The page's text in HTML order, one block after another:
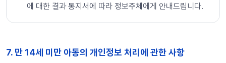
에 대한 결과 통지서에 따라 정보주체에게 안내드립니다.
7. 만 14세 미만 아동의 개인정보 처리에 관한 사항